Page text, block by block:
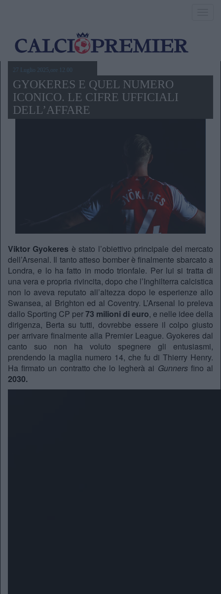
27 Luglio 2025,ore 12.00
GYOKERES E QUEL NUMERO
ICONICO. LE CIFRE UFFICIALI
DELL’AFFARE
Viktor Gyokeres è stato l’obiettivo principale del mercato
dell’Arsenal. Il tanto atteso bomber è finalmente sbarcato a
Londra, e lo ha fatto in modo trionfale. Per lui si tratta di
una vera e propria rivincita, dopo che l’Inghilterra calcistica
non lo aveva reputato all’altezza dopo le esperienze allo
Swansea, al Brighton ed al Coventry. L’Arsenal lo preleva
dallo Sporting CP per73 milioni di euro, e nelle idee della
dirigenza, Berta su tutti, dovrebbe essere il colpo giusto
per arrivare finalmente alla Premier League. Gyokeres dal
canto suo non ha voluto spegnere gli entusiasmi,
prendendo la maglia numero 14, che fu di Thierry Henry.
Ha firmato un contratto che lo legherà ai Gunnersfino al
2030.